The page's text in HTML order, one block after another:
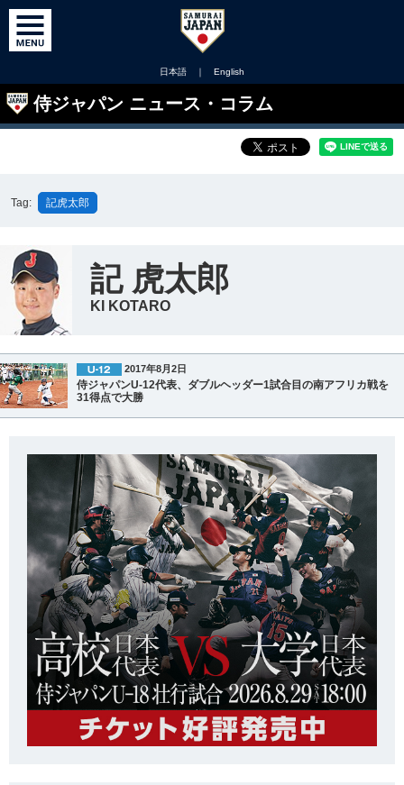
日本語 ｜ English
侍ジャパン ニュース・コラム
Tag: 記虎太郎
記 虎太郎
KI KOTARO
2017年8月2日
侍ジャパンU-12代表、ダブルヘッダー1試合目の南アフリカ戦を
31得点で大勝